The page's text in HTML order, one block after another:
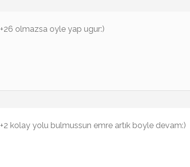
+26 olmazsa oyle yap ugur:)
+2 kolay yolu bulmussun emre artık boyle devam:)